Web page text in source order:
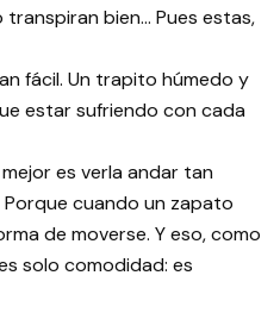
bien… Pues estas,
fácil. Un trapito húmedo y
estar sufriendo con cada
es verla andar tan
cuando un zapato
de moverse. Y eso, como
solo comodidad: es